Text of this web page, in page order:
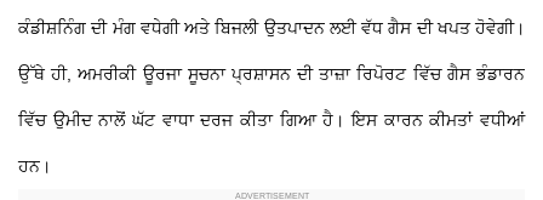
ਕੰਡੀਸ਼ਨਿੰਗ ਦੀ ਮੰਗ ਵਧੇਗੀ ਅਤੇ ਬਿਜਲੀ ਉਤਪਾਦਨ ਲਈ ਵੱਧ ਗੈਸ ਦੀ ਖਪਤ ਹੋਵੇਗੀ।
ਉੱਥੇ ਹੀ, ਅਮਰੀਕੀ ਊਰਜਾ ਸੂਚਨਾ ਪ੍ਰਸ਼ਾਸਨ ਦੀ ਤਾਜ਼ਾ ਰਿਪੋਰਟ ਵਿੱਚ ਗੈਸ ਭੰਡਾਰਨ
ਵਿੱਚ ਉਮੀਦ ਨਾਲੋਂ ਘੱਟ ਵਾਧਾ ਦਰਜ ਕੀਤਾ ਗਿਆ ਹੈ। ਇਸ ਕਾਰਨ ਕੀਮਤਾਂ ਵਧੀਆਂ
ਹਨ।